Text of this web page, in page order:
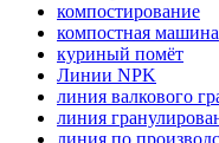
компостирование
компостная машина
куриный помёт
Линии NPK
линия валкового
линия
линия по